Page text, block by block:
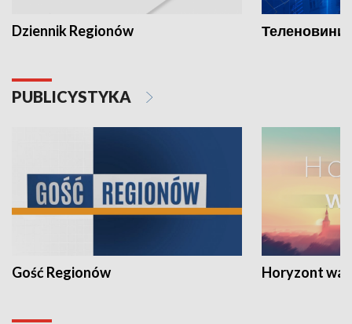
Dziennik Regionów Теленовини
PUBLICYSTYKA
Gość Regionów Horyzont